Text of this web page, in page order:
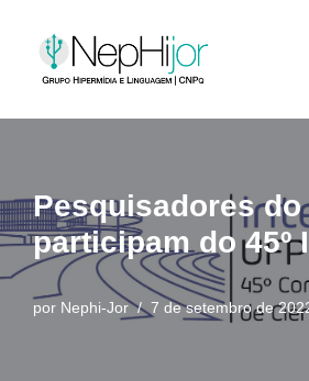
Pular
o
Pesquisadores
participam do 45º
por Nephi-Jor 7 de setembro de